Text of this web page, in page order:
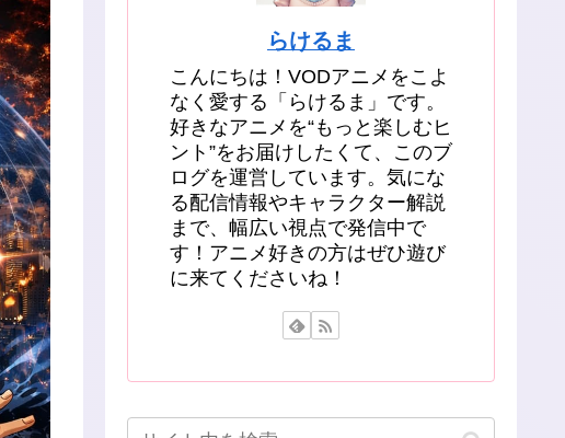
らけるま
こんにちは！VODアニメをこよ
なく愛する「らけるま」です。
好きなアニメを“もっと楽しむヒ
ント”をお届けしたくて、このブ
ログを運営しています。気にな
る配信情報やキャラクター解説
まで、幅広い視点で発信中で
す！アニメ好きの方はぜひ遊び
に来てくださいね！